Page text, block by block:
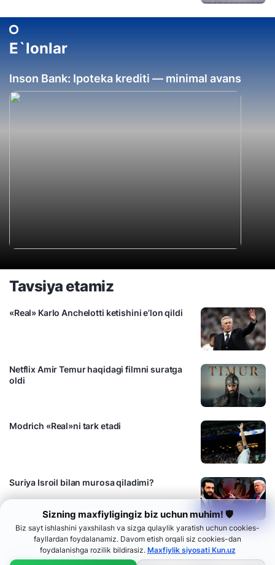
Sizning maxfiyligingiz biz uchun muhim! 🛡
Biz sayt ishlashini yaxshilash va sizga qulaylik yaratish uchun cookies-
fayllardan foydalanamiz. Davom etish orqali siz cookies-dan
foydalanishga rozilik bildirasiz. Maxfiylik siyosati Kun.uz
E`lonlar
Inson Bank: Ipoteka krediti — minimal avans
Tavsiya etamiz
«Real» Karlo Anchelotti ketishini e’lon qildi
Netflix Amir Temur haqidagi filmni suratga
oldi
Modrich «Real»ni tark etadi
Suriya Isroil bilan murosa qiladimi?